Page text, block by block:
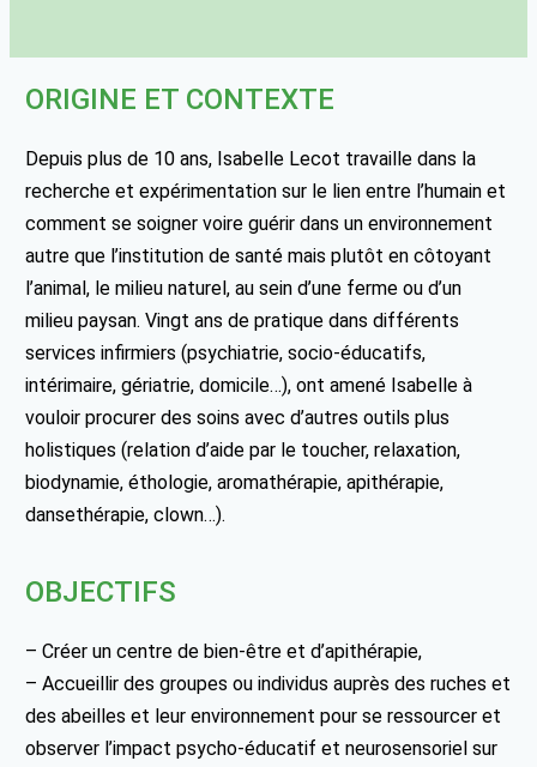
ORIGINE ET CONTEXTE
Depuis plus de 10 ans, Isabelle Lecot travaille dans la
recherche et expérimentation sur le lien entre l’humain et
comment se soigner voire guérir dans un environnement
autre que l’institution de santé mais plutôt en côtoyant
l’animal, le milieu naturel, au sein d’une ferme ou d’un
milieu paysan. Vingt ans de pratique dans différents
services infirmiers (psychiatrie, socio-éducatifs,
intérimaire, gériatrie, domicile…), ont amené Isabelle à
vouloir procurer des soins avec d’autres outils plus
holistiques (relation d’aide par le toucher, relaxation,
biodynamie, éthologie, aromathérapie, apithérapie,
dansethérapie, clown…).
OBJECTIFS
– Créer un centre de bien-être et d’apithérapie,
– Accueillir des groupes ou individus auprès des ruches et
des abeilles et leur environnement pour se ressourcer et
observer l’impact psycho-éducatif et neurosensoriel sur